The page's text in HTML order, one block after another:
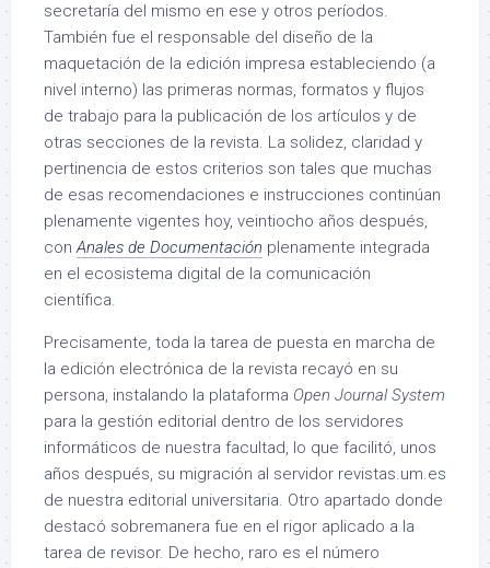
secretaría del mismo en ese y otros períodos.
También fue el responsable del diseño de la
maquetación de la edición impresa estableciendo (a
nivel interno) las primeras normas, formatos y flujos
de trabajo para la publicación de los artículos y de
otras secciones de la revista. La solidez, claridad y
pertinencia de estos criterios son tales que muchas
de esas recomendaciones e instrucciones continúan
plenamente vigentes hoy, veintiocho años después,
conAnales de Documentación plenamente integrada
en el ecosistema digital de la comunicación
científica.
Precisamente, toda la tarea de puesta en marcha de
la edición electrónica de la revista recayó en su
persona, instalando la plataforma Open Journal System
para la gestión editorial dentro de los servidores
informáticos de nuestra facultad, lo que facilitó, unos
años después, su migración al servidor revistas.um.es
de nuestra editorial universitaria. Otro apartado donde
destacó sobremanera fue en el rigor aplicado a la
tarea de revisor. De hecho, raro es el número